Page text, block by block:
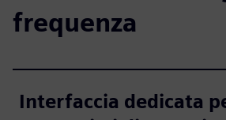
frequenza
Interfaccia dedicata